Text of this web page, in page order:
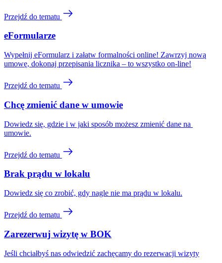
Przejdź do tematu
eFormularze
Wypełnij eFormularz i załatw formalności online! Zawrzyj nową
umowę, dokonaj przepisania licznika – to wszystko on-line!
Przejdź do tematu
Chcę zmienić dane w umowie
Dowiedz się, gdzie i w jaki sposób możesz zmienić dane na
umowie.
Przejdź do tematu
Brak prądu w lokalu
Dowiedz się co zrobić, gdy nagle nie ma prądu w lokalu.
Przejdź do tematu
Zarezerwuj wizytę w BOK
Jeśli chciałbyś nas odwiedzić zachęcamy do rezerwacji wizyty